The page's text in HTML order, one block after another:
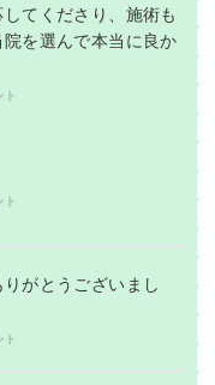
てくださり、施術も
を選んで本当に良か
ト
ト
がとうございまし
ト